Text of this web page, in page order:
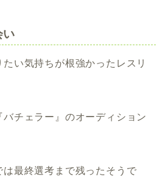
い
い気持ちが根強かったレスリ
チェラー』のオーディション
は最終選考まで残ったそうで